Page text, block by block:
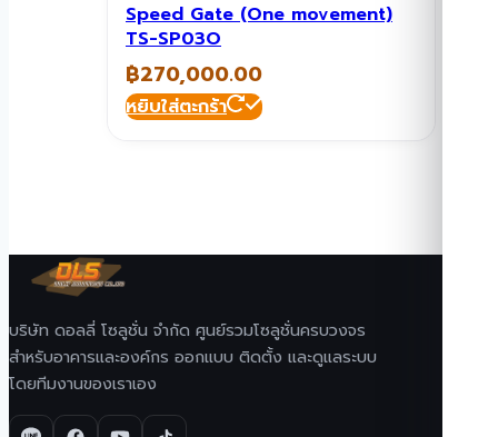
Speed Gate (One movement)
TS-SP03O
฿270,000.00
หยิบใส่ตะกร้า
บริษัท ดอลลี่ โซลูชั่น จำกัด ศูนย์รวมโซลูชั่นครบวงจร
สำหรับอาคารและองค์กร ออกแบบ ติดตั้ง และดูแลระบบ
โดยทีมงานของเราเอง